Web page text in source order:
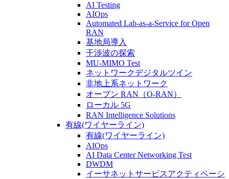
AI Testing
AIOps
Automated Lab-as-a-Service for Open
RAN
基地局導入
干渉波の探索
MU-MIMO Test
ネットワークデジタルツイン
非地上系ネットワーク
オープン RAN（O-RAN）
ローカル 5G
RAN Intelligence Solutions
有線(ワイヤーライン)
有線(ワイヤーライン)
AIOps
AI Data Center Networking Test
DWDM
イーサネットサービスアクティベーシ